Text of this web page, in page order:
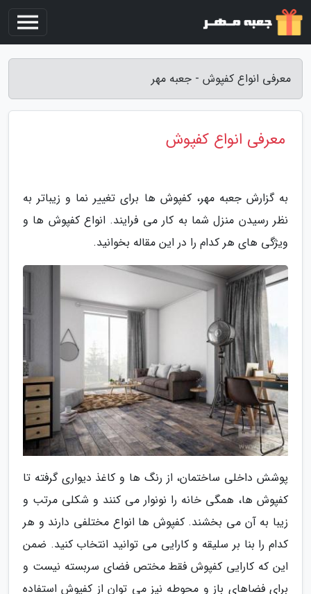
معرفی انواع کفپوش - جعبه مهر
معرفی انواع کفپوش
به گزارش جعبه مهر، کفپوش ها برای تغییر نما و زیباتر به
نظر رسیدن منزل شما به کار می فرایند. انواع کفپوش ها و
ویژگی های هر کدام را در این مقاله بخوانید.
پوشش داخلی ساختمان، از رنگ ها و کاغذ دیواری گرفته تا
کفپوش ها، همگی خانه را نونوار می کنند و شکلی مرتب و
زیبا به آن می بخشند. کفپوش ها انواع مختلفی دارند و هر
کدام را بنا بر سلیقه و کارایی می توانید انتخاب کنید. ضمن
این که کارایی کفپوش فقط مختص فضای سربسته نیست و
برای فضاهای باز و محوطه نیز می توان از کفپوش استفاده